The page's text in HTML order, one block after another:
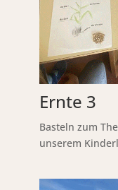
Ernte 3
Basteln zum
unserem